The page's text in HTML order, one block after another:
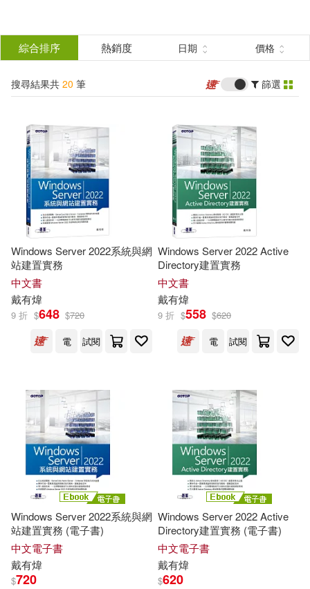
結
分類 (單選)
所有商品(20) 圖書(16)
電子書(4)
作者 (可複選)
戴有煒(19) 戴有煒 編著(1)
出版社 (可複選)
配送方式 (可複選)
可超商取貨(16)
可海外宅配(16)
可港澳店取(16)
綜合排序 熱銷度 日期 價格
搜尋結果共 20 筆 篩選
Windows Server 2022系統與網
站建置實務
中文書
戴有煒
9 折 $648 $720
電
試閱
Windows Server 2022 Active
Directory建置實務
中文書
戴有煒
9 折 $558 $620
電
試閱
Windows Server 2022系統與網
站建置實務 (電子書)
中文電子書
戴有煒
$720
Windows Server 2022 Active
Directory建置實務 (電子書)
中文電子書
戴有煒
$620